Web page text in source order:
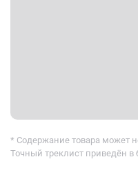
* Содержание товара может
Точный треклист приведён в